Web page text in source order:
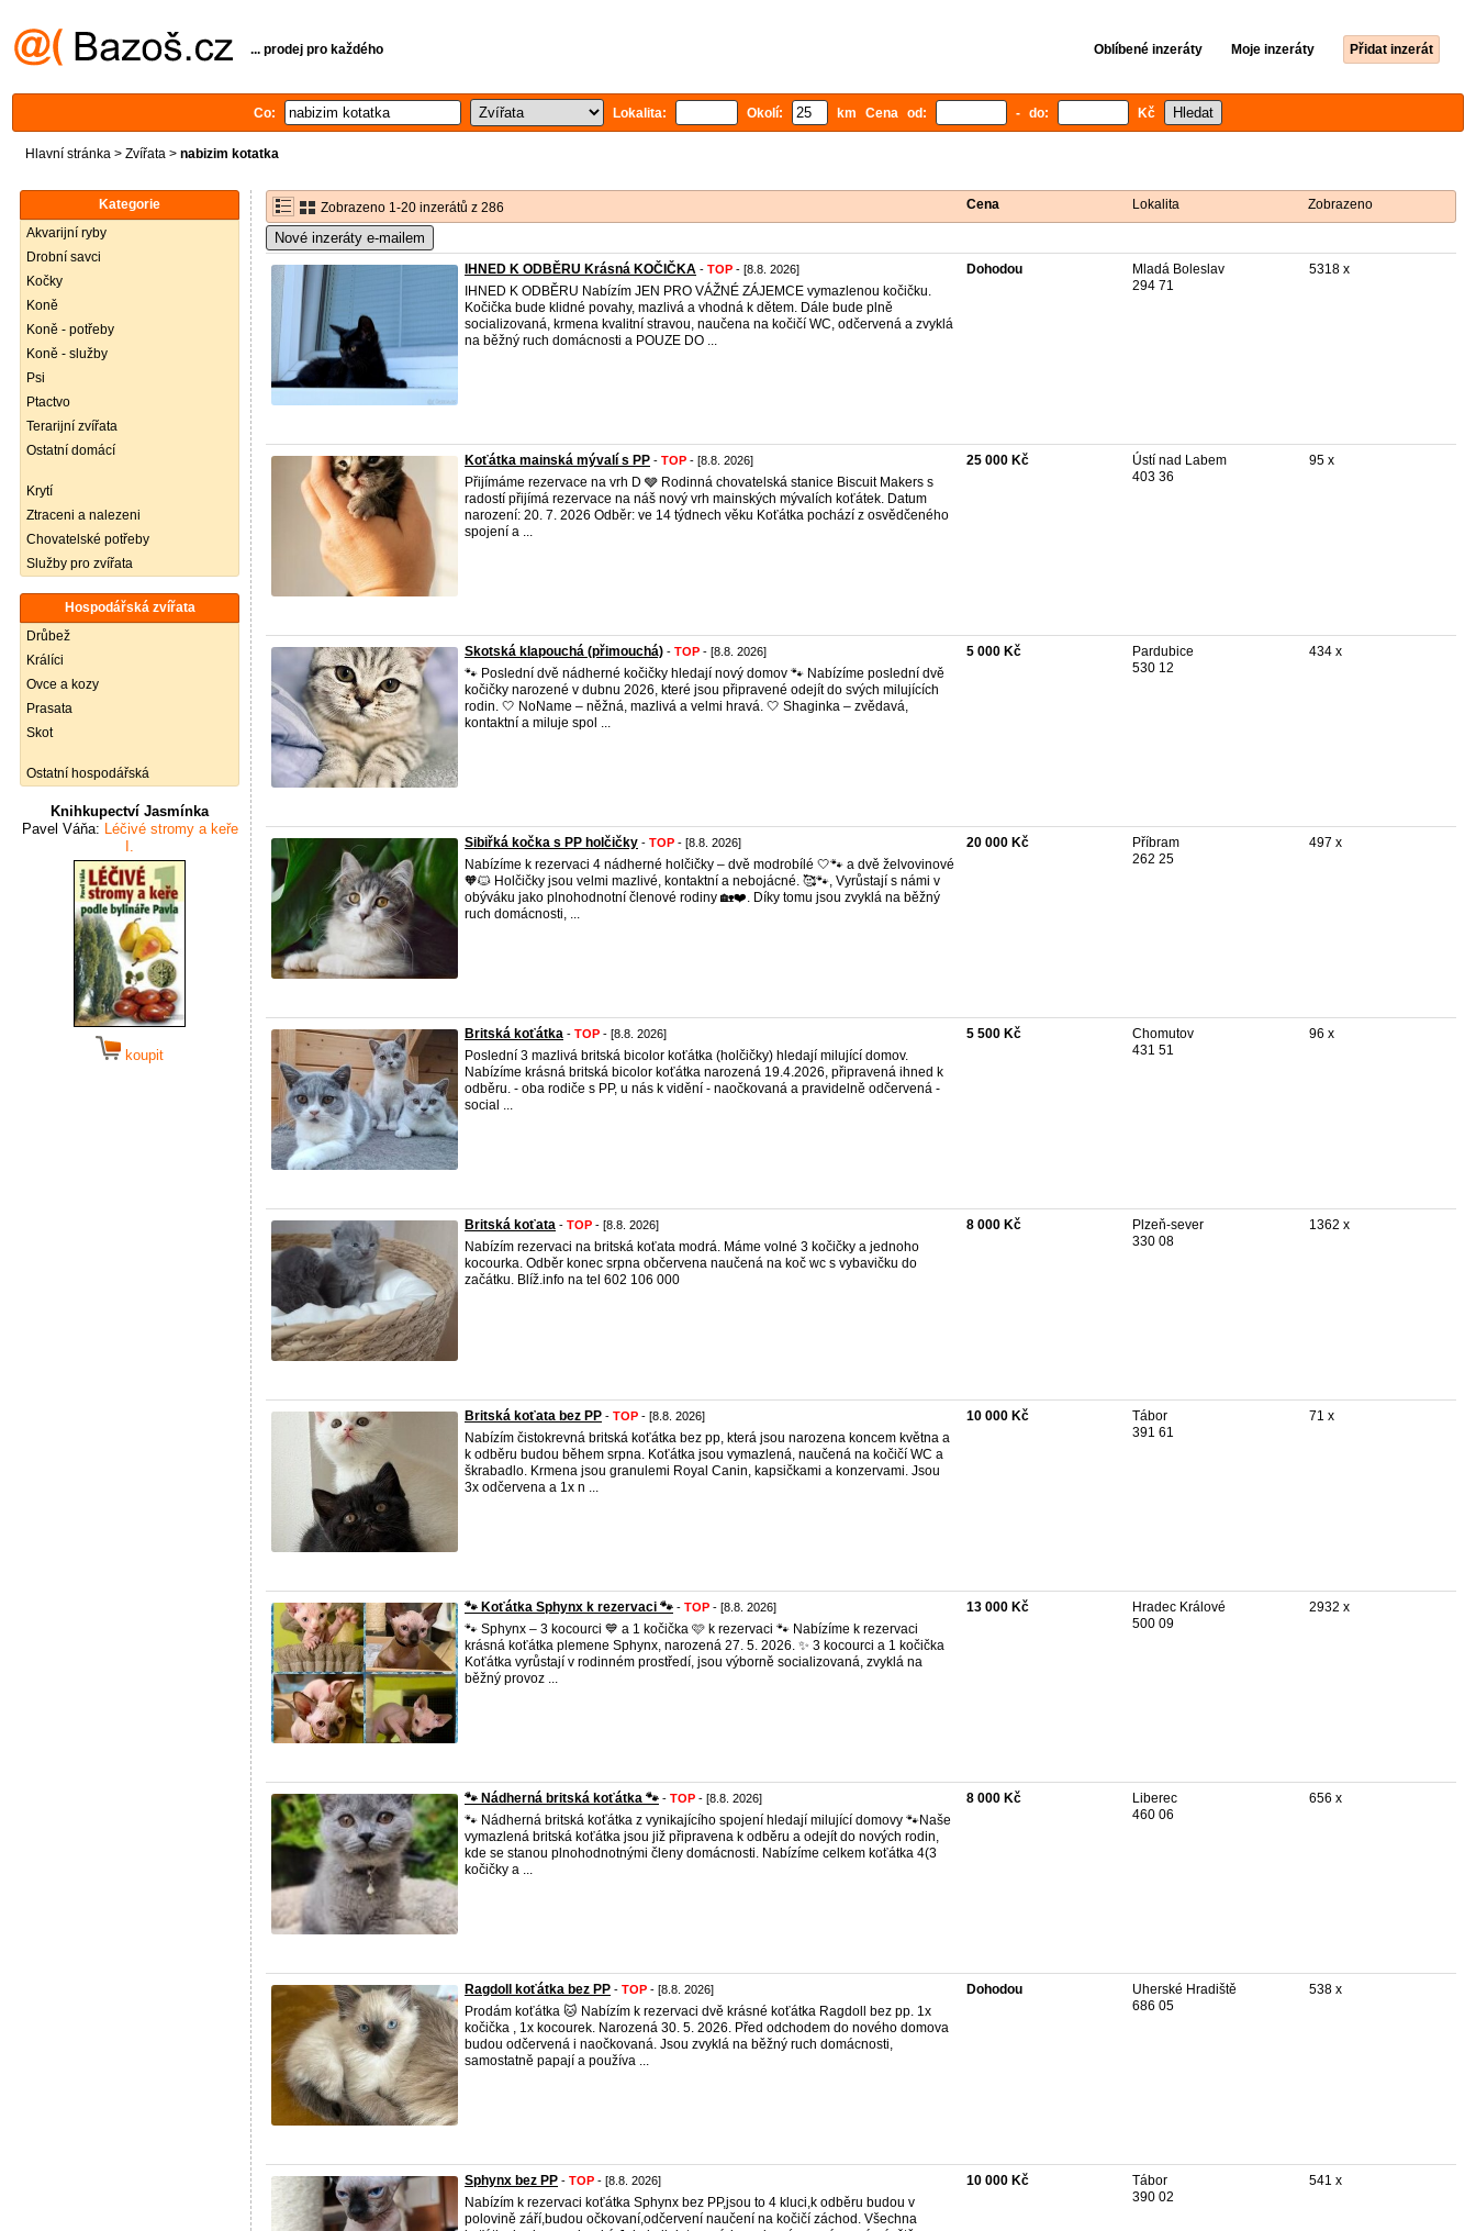
... prodej pro každého Oblíbené inzeráty Moje inzeráty Přidat inzerát
Co: Lokalita: Okolí: km Cena od: - do: Kč
Hlavní stránka > Zvířata > nabizim kotatka
Kategorie
Akvarijní ryby
Drobní savci
Kočky
Koně
Koně - potřeby
Koně - služby
Psi
Ptactvo
Terarijní zvířata
Ostatní domácí
Krytí
Ztraceni a nalezeni
Chovatelské potřeby
Služby pro zvířata
Hospodářská zvířata
Drůbež
Králíci
Ovce a kozy
Prasata
Skot
Ostatní hospodářská
Knihkupectví Jasmínka
Pavel Váňa: Léčivé stromy a keře
I.
koupit
Zobrazeno 1-20 inzerátů z 286 Cena Lokalita Zobrazeno
Nové inzeráty e-mailem
IHNED K ODBĚRU Krásná KOČIČKA - TOP - [8.8. 2026]
IHNED K ODBĚRU Nabízím JEN PRO VÁŽNÉ ZÁJEMCE vymazlenou kočičku.
Kočička bude klidné povahy, mazlivá a vhodná k dětem. Dále bude plně
socializovaná, krmena kvalitní stravou, naučena na kočičí WC, odčervená a zvyklá
na běžný ruch domácnosti a POUZE DO ...
Dohodou
Mladá Boleslav
294 71
5318 x
Koťátka mainská mývalí s PP - TOP - [8.8. 2026]
Přijímáme rezervace na vrh D 🩶 Rodinná chovatelská stanice Biscuit Makers s
radostí přijímá rezervace na náš nový vrh mainských mývalích koťátek. Datum
narození: 20. 7. 2026 Odběr: ve 14 týdnech věku Koťátka pochází z osvědčeného
spojení a ...
25 000 Kč
Ústí nad Labem
403 36
95 x
Skotská klapouchá (přimouchá) - TOP - [8.8. 2026]
🐾 Poslední dvě nádherné kočičky hledají nový domov 🐾 Nabízíme poslední dvě
kočičky narozené v dubnu 2026, které jsou připravené odejít do svých milujících
rodin. 🤍 NoName – něžná, mazlivá a velmi hravá. 🤍 Shaginka – zvědavá,
kontaktní a miluje spol ...
5 000 Kč
Pardubice
530 12
434 x
Sibiřká kočka s PP holčičky - TOP - [8.8. 2026]
Nabízíme k rezervaci 4 nádherné holčičky – dvě modrobílé 🤍🐾 a dvě želvovinové
🧡🐱 Holčičky jsou velmi mazlivé, kontaktní a nebojácné. 🥰🐾, Vyrůstají s námi v
obýváku jako plnohodnotní členové rodiny 🏡❤️. Díky tomu jsou zvyklá na běžný
ruch domácnosti, ...
20 000 Kč
Příbram
262 25
497 x
Britská koťátka - TOP - [8.8. 2026]
Poslední 3 mazlivá britská bicolor koťátka (holčičky) hledají milující domov.
Nabízíme krásná britská bicolor koťátka narozená 19.4.2026, připravená ihned k
odběru. - oba rodiče s PP, u nás k vidění - naočkovaná a pravidelně odčervená -
social ...
5 500 Kč
Chomutov
431 51
96 x
Britská koťata - TOP - [8.8. 2026]
Nabízím rezervaci na britská koťata modrá. Máme volné 3 kočičky a jednoho
kocourka. Odběr konec srpna občervena naučená na koč wc s vybavičku do
začátku. Blíž.info na tel 602 106 000
8 000 Kč
Plzeň-sever
330 08
1362 x
Britská koťata bez PP - TOP - [8.8. 2026]
Nabízím čistokrevná britská koťátka bez pp, která jsou narozena koncem května a
k odběru budou během srpna. Koťátka jsou vymazlená, naučená na kočičí WC a
škrabadlo. Krmena jsou granulemi Royal Canin, kapsičkami a konzervami. Jsou
3x odčervena a 1x n ...
10 000 Kč
Tábor
391 61
71 x
🐾 Koťátka Sphynx k rezervaci 🐾 - TOP - [8.8. 2026]
🐾 Sphynx – 3 kocourci 💙 a 1 kočička 🩷 k rezervaci 🐾 Nabízíme k rezervaci
krásná koťátka plemene Sphynx, narozená 27. 5. 2026. ✨ 3 kocourci a 1 kočička
Koťátka vyrůstají v rodinném prostředí, jsou výborně socializovaná, zvyklá na
běžný provoz ...
13 000 Kč
Hradec Králové
500 09
2932 x
​🐾 Nádherná britská koťátka 🐾 - TOP - [8.8. 2026]
🐾 Nádherná britská koťátka z vynikajícího spojení hledají milující domovy 🐾 ​Naše
vymazlená britská koťátka jsou již připravena k odběru a odejít do nových rodin,
kde se stanou plnohodnotnými členy domácnosti. Nabízíme celkem koťátka 4(3
kočičky a ...
8 000 Kč
Liberec
460 06
656 x
Ragdoll koťátka bez PP - TOP - [8.8. 2026]
Prodám koťátka 🐱 Nabízím k rezervaci dvě krásné koťátka Ragdoll bez pp. 1x
kočička , 1x kocourek. Narozená 30. 5. 2026. Před odchodem do nového domova
budou odčervená i naočkovaná. Jsou zvyklá na běžný ruch domácnosti,
samostatně papají a používa ...
Dohodou
Uherské Hradiště
686 05
538 x
Sphynx bez PP - TOP - [8.8. 2026]
Nabízím k rezervaci koťátka Sphynx bez PP,jsou to 4 kluci,k odběru budou v
polovině září,budou očkovaní,odčervení naučení na kočičí záchod. Všechna
10 000 Kč
Tábor
390 02
541 x